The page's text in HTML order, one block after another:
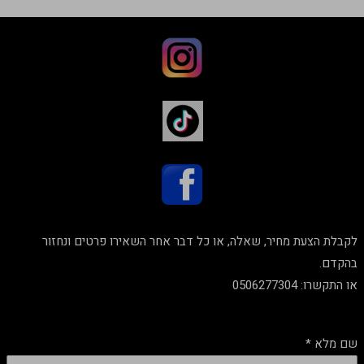
לקבלת הצעת מחיר, שאלה, או כל דבר אחר השאירו פרטים ונחזור
בהקדם.
או התקשרו: 0506277304
שם מלא *